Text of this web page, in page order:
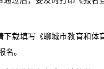
载填写《聊城市教育和体
。